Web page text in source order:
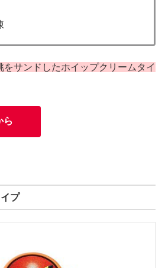
をサンドしたホイップクリームタイ
ら
プ